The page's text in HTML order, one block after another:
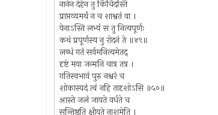
नानेन देहेन तु किंचिदस्ति
प्राप्तव्यमर्थं न च शाश्वतं वा ।
येनाऽस्ति लभ्यं स तु नित्यपूर्णः
कथं प्रपूर्णस्य नु रोदनं ते ॥४९॥
लब्धं गतं सर्वमनित्यमेतद्
दृष्टं मया जन्मनि चात्र तत्र ।
गतिस्वभावं पुरु नश्वरं च
शोकास्पदं त्वं नहि तादृशोऽसि ॥५०॥
आस्ते जलं जायते वर्धते च
सन्तिष्ठति क्षीयते नाशमेति ।